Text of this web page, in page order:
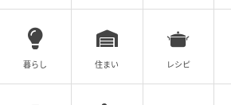
暮らし 住まい レシピ